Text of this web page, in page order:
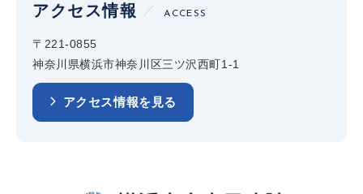
アクセス情報 ACCESS
〒221-0855
神奈川県横浜市神奈川区三ツ沢西町1-1
アクセス情報を見る